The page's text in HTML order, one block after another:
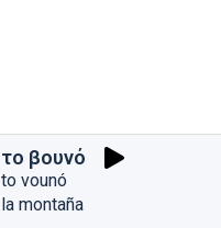
το βουνό
to vounó
la montaña